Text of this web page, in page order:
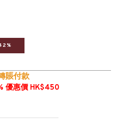
賬付款
優惠價 HK$450